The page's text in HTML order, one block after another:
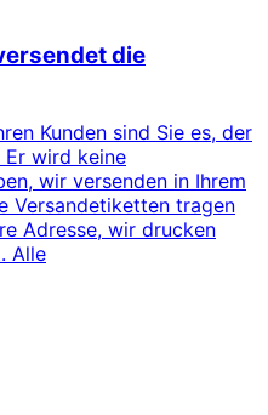
die
Kunden sind Sie es, der
Er wird keine
wir versenden in Ihrem
Versandetiketten tragen
Adresse, wir drucken
Alle